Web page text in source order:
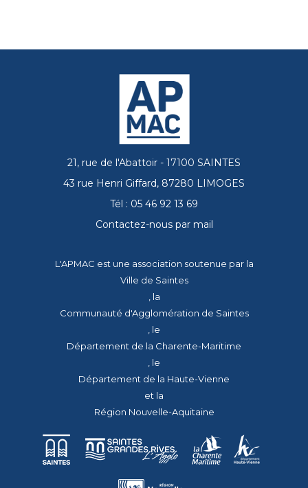
21, rue de l'Abattoir - 17100 SAINTES
43 rue Henri Giffard, 87280 LIMOGES
Tél : 05 46 92 13 69
Contactez-nous par mail
L'APMAC est une association soutenue par la
Ville de Saintes
, la
Communauté d'Agglomération de Saintes
, le
Département de la Charente-Maritime
, le
Département de la Haute-Vienne
et la
Région Nouvelle-Aquitaine